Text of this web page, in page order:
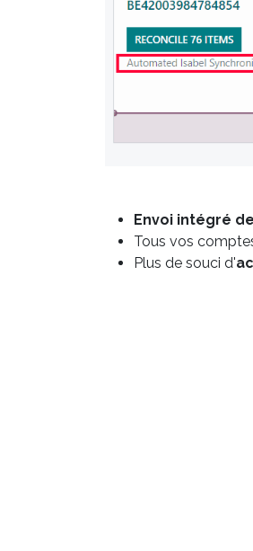
Envoi intégré
Tous vos
Plus de souci d'